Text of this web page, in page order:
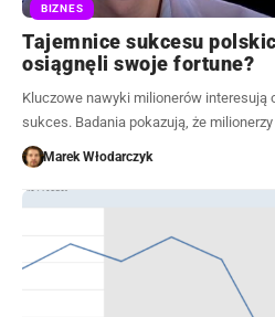
BIZNES
Tajemnice sukcesu
osiągnęli swoje fortune?
Kluczowe nawyki milionerów interesują
sukces. Badania pokazują, że
Marek Włodarczyk